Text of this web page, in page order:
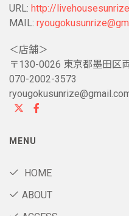
URL: http://
MAIL:
＜店舗＞
〒130-0026 東京都墨田区
070-2002-3573
MENU
HOME
ABOUT